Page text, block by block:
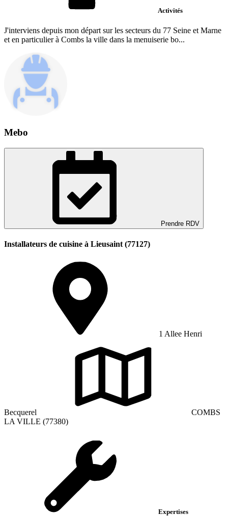
Activités
J'interviens depuis mon départ sur les secteurs du 77 Seine et Marne
et en particulier à Combs la ville dans la menuiserie bo...
Mebo
Prendre RDV
Installateurs de cuisine à Lieusaint (77127)
1 Allee Henri
Becquerel
COMBS
LA VILLE (77380)
Expertises